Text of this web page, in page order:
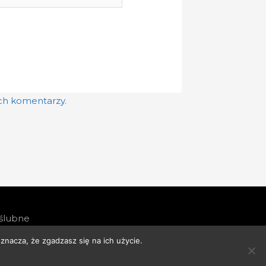
komentarzy.
Cenowa
że zgadzasz się na ich użycie.